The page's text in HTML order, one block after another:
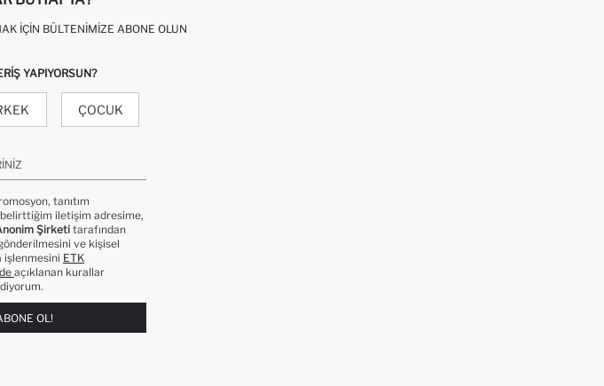
İÇIN BÜLTENIMIZE ABONE OLUN
YAPIYORSUN?
ÇOCUK
tanıtım
belirttiğim iletişim adresime,
Şirketitarafından
ve kişisel
işlenmesini ETK
açıklanan kurallar
OL!